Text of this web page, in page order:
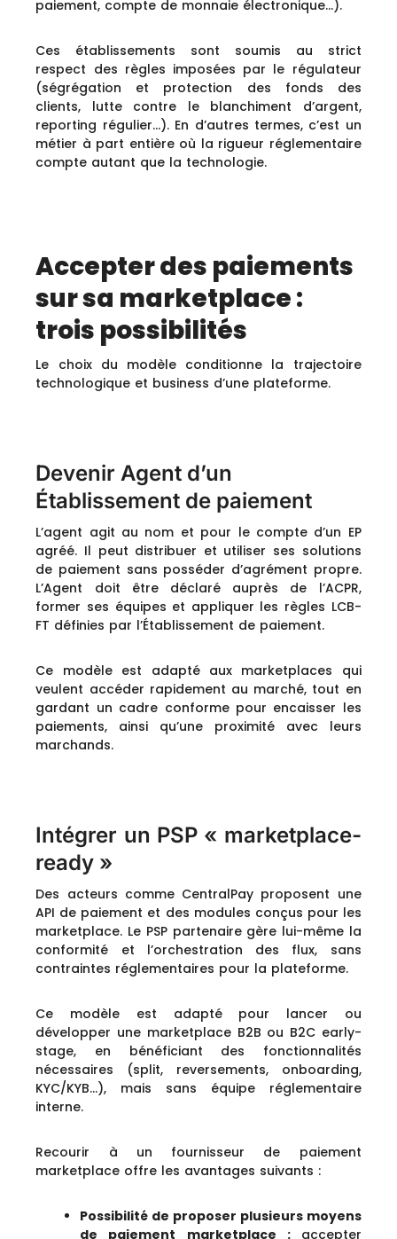
paiement, compte de monnaie électronique…).
Ces établissements sont soumis au strict
respect des règles imposées par le régulateur
(ségrégation et protection des fonds des
clients, lutte contre le blanchiment d’argent,
reporting régulier…). En d’autres termes, c’est un
métier à part entière où la rigueur réglementaire
compte autant que la technologie.
Accepter des paiements
sur sa marketplace :
trois possibilités
Le choix du modèle conditionne la trajectoire
technologique et business d’une plateforme.
Devenir Agent d’un
Établissement de paiement
L’agent agit au nom et pour le compte d’un EP
agréé. Il peut distribuer et utiliser ses solutions
de paiement sans posséder d’agrément propre.
L’Agent doit être déclaré auprès de l’ACPR,
former ses équipes et appliquer les règles LCB-
FT définies par l’Établissement de paiement.
Ce modèle est adapté aux marketplaces qui
veulent accéder rapidement au marché, tout en
gardant un cadre conforme pour encaisser les
paiements, ainsi qu’une proximité avec leurs
marchands.
Intégrer un PSP « marketplace-
ready »
Des acteurs comme CentralPay proposent une
API de paiement et des modules conçus pour les
marketplace. Le PSP partenaire gère lui-même la
conformité et l’orchestration des flux, sans
contraintes réglementaires pour la plateforme.
Ce modèle est adapté pour lancer ou
développer une marketplace B2B ou B2C early-
stage, en bénéficiant des fonctionnalités
nécessaires (split, reversements, onboarding,
KYC/KYB…), mais sans équipe réglementaire
interne.
Recourir à un fournisseur de paiement
marketplace offre les avantages suivants :
Possibilité de proposer plusieurs moyens
de paiement marketplace : accepter